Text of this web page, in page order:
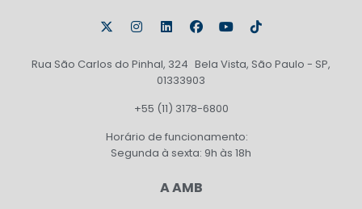
Rua São Carlos do Pinhal, 324 Bela Vista, São Paulo - SP,
01333903
+55 (11) 3178-6800
Horário de funcionamento:
Segunda à sexta: 9h às 18h
A AMB